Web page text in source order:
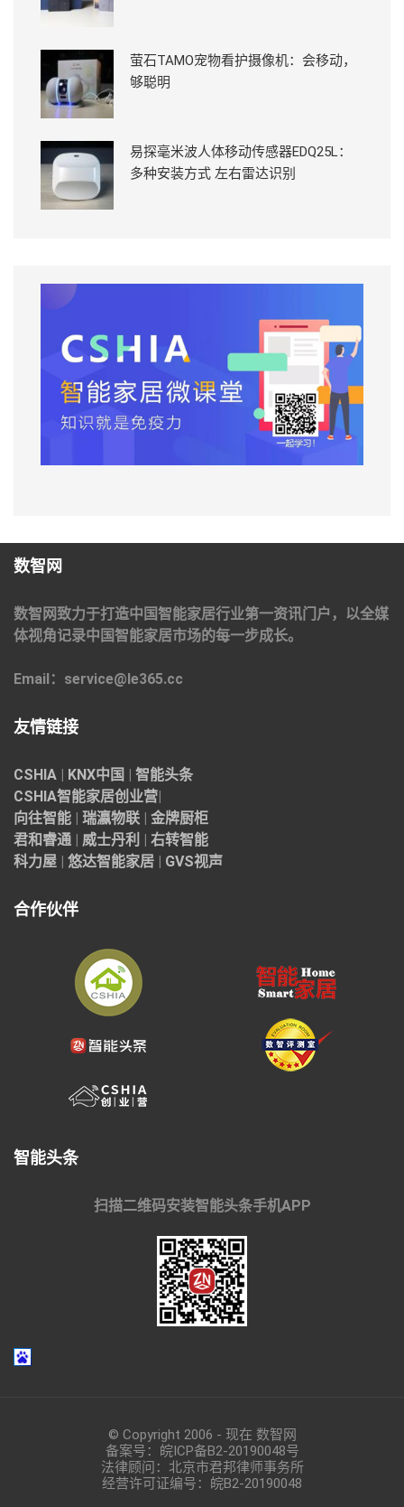
萤石TAMO宠物看护摄像机：会移动，
够聪明
易探毫米波人体移动传感器EDQ25L：
多种安装方式 左右雷达识别
数智网
数智网致力于打造中国智能家居行业第一资讯门户，以全媒
体视角记录中国智能家居市场的每一步成长。
Email：service@le365.cc
友情链接
CSHIA KNX中国
智能头条
CSHIA智能家居创业营
向往智能
瑞瀛物联
金牌厨柜
君和睿通
威士丹利
右转智能
科力屋
悠达智能家居 GVS视声
合作伙伴
智能头条
扫描二维码安装智能头条手机APP
© Copyright 2006 - 现在 数智网
备案号： 皖ICP备B2-20190048号
法律顾问：北京市君邦律师事务所
经营许可证编号：皖B2-20190048